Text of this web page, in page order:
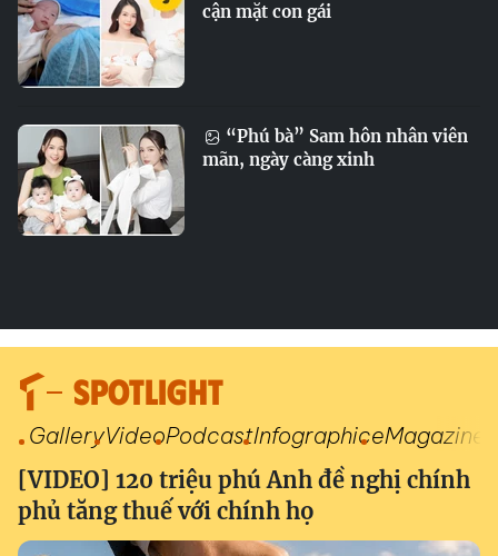
cận mặt con gái
“Phú bà” Sam hôn nhân viên
mãn, ngày càng xinh
SPOTLIGHT
GalleryVideoPodcastInfographiceMagazine
[VIDEO] 120 triệu phú Anh đề nghị chính
phủ tăng thuế với chính họ